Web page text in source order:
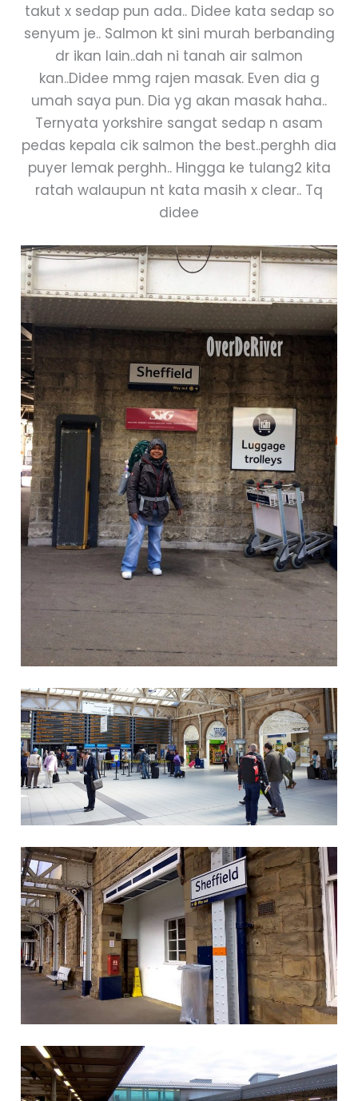
takut x sedap pun ada.. Didee kata sedap so
senyum je.. Salmon kt sini murah berbanding
dr ikan lain..dah ni tanah air salmon
kan..Didee mmg rajen masak. Even dia g
umah saya pun. Dia yg akan masak haha..
Ternyata yorkshire sangat sedap n asam
pedas kepala cik salmon the best..perghh dia
puyer lemak perghh.. Hingga ke tulang2 kita
ratah walaupun nt kata masih x clear.. Tq
didee